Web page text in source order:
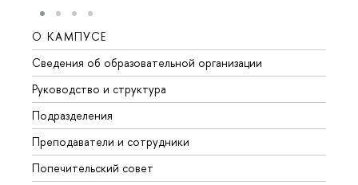
О КАМПУСЕ
Сведения об образовательной организации
Руководство и структура
Подразделения
Преподаватели и сотрудники
Попечительский совет